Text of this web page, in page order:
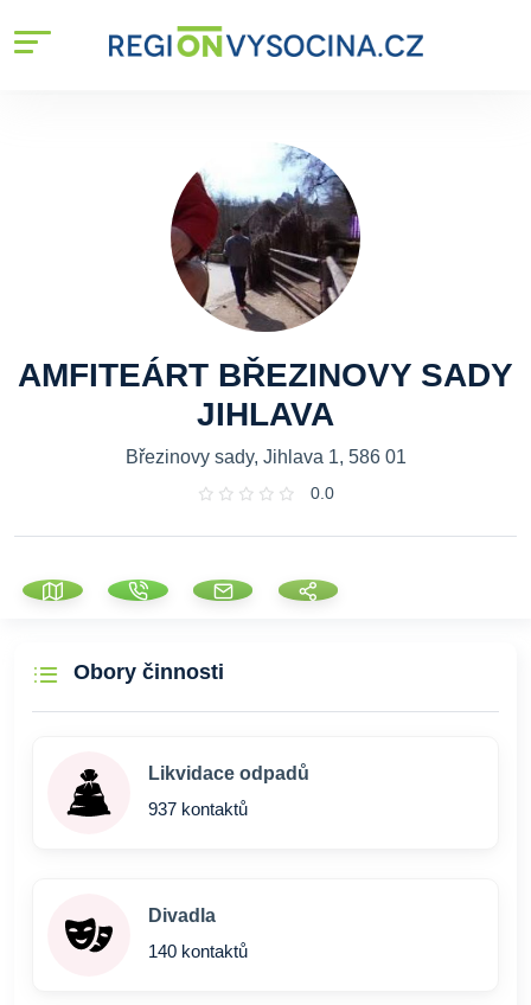
AMFITEÁRT BŘEZINOVY SADY
JIHLAVA
Březinovy sady, Jihlava 1, 586 01
0.0
Obory činnosti
Likvidace odpadů
937 kontaktů
Divadla
140 kontaktů